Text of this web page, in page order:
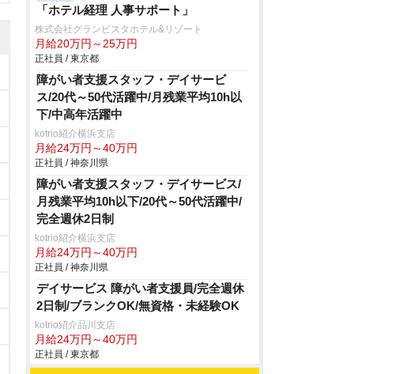
「ホテル経理 人事サポート」
株式会社グランビスタホテル&リゾート
月給20万円～25万円
正社員 / 東京都
障がい者支援スタッフ・デイサービ
ス/20代～50代活躍中/月残業平均10h以
下/中高年活躍中
kotrio紹介横浜支店
月給24万円～40万円
正社員 / 神奈川県
障がい者支援スタッフ・デイサービス/
月残業平均10h以下/20代～50代活躍中/
完全週休2日制
kotrio紹介横浜支店
月給24万円～40万円
正社員 / 神奈川県
デイサービス 障がい者支援員/完全週休
2日制/ブランクOK/無資格・未経験OK
kotrio紹介品川支店
月給24万円～40万円
正社員 / 東京都